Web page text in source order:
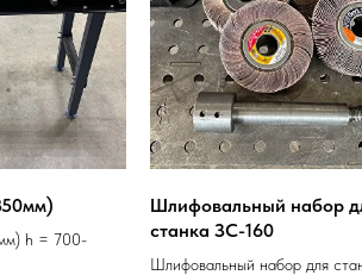
h = 700-
Шлифовальный набор
станка ЗС-160
Шлифовальный набор для